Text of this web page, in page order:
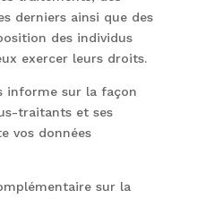
derniers ainsi que des
des individus
exercer leurs droits.
informe sur la façon
traitants et ses
vos données
sur la